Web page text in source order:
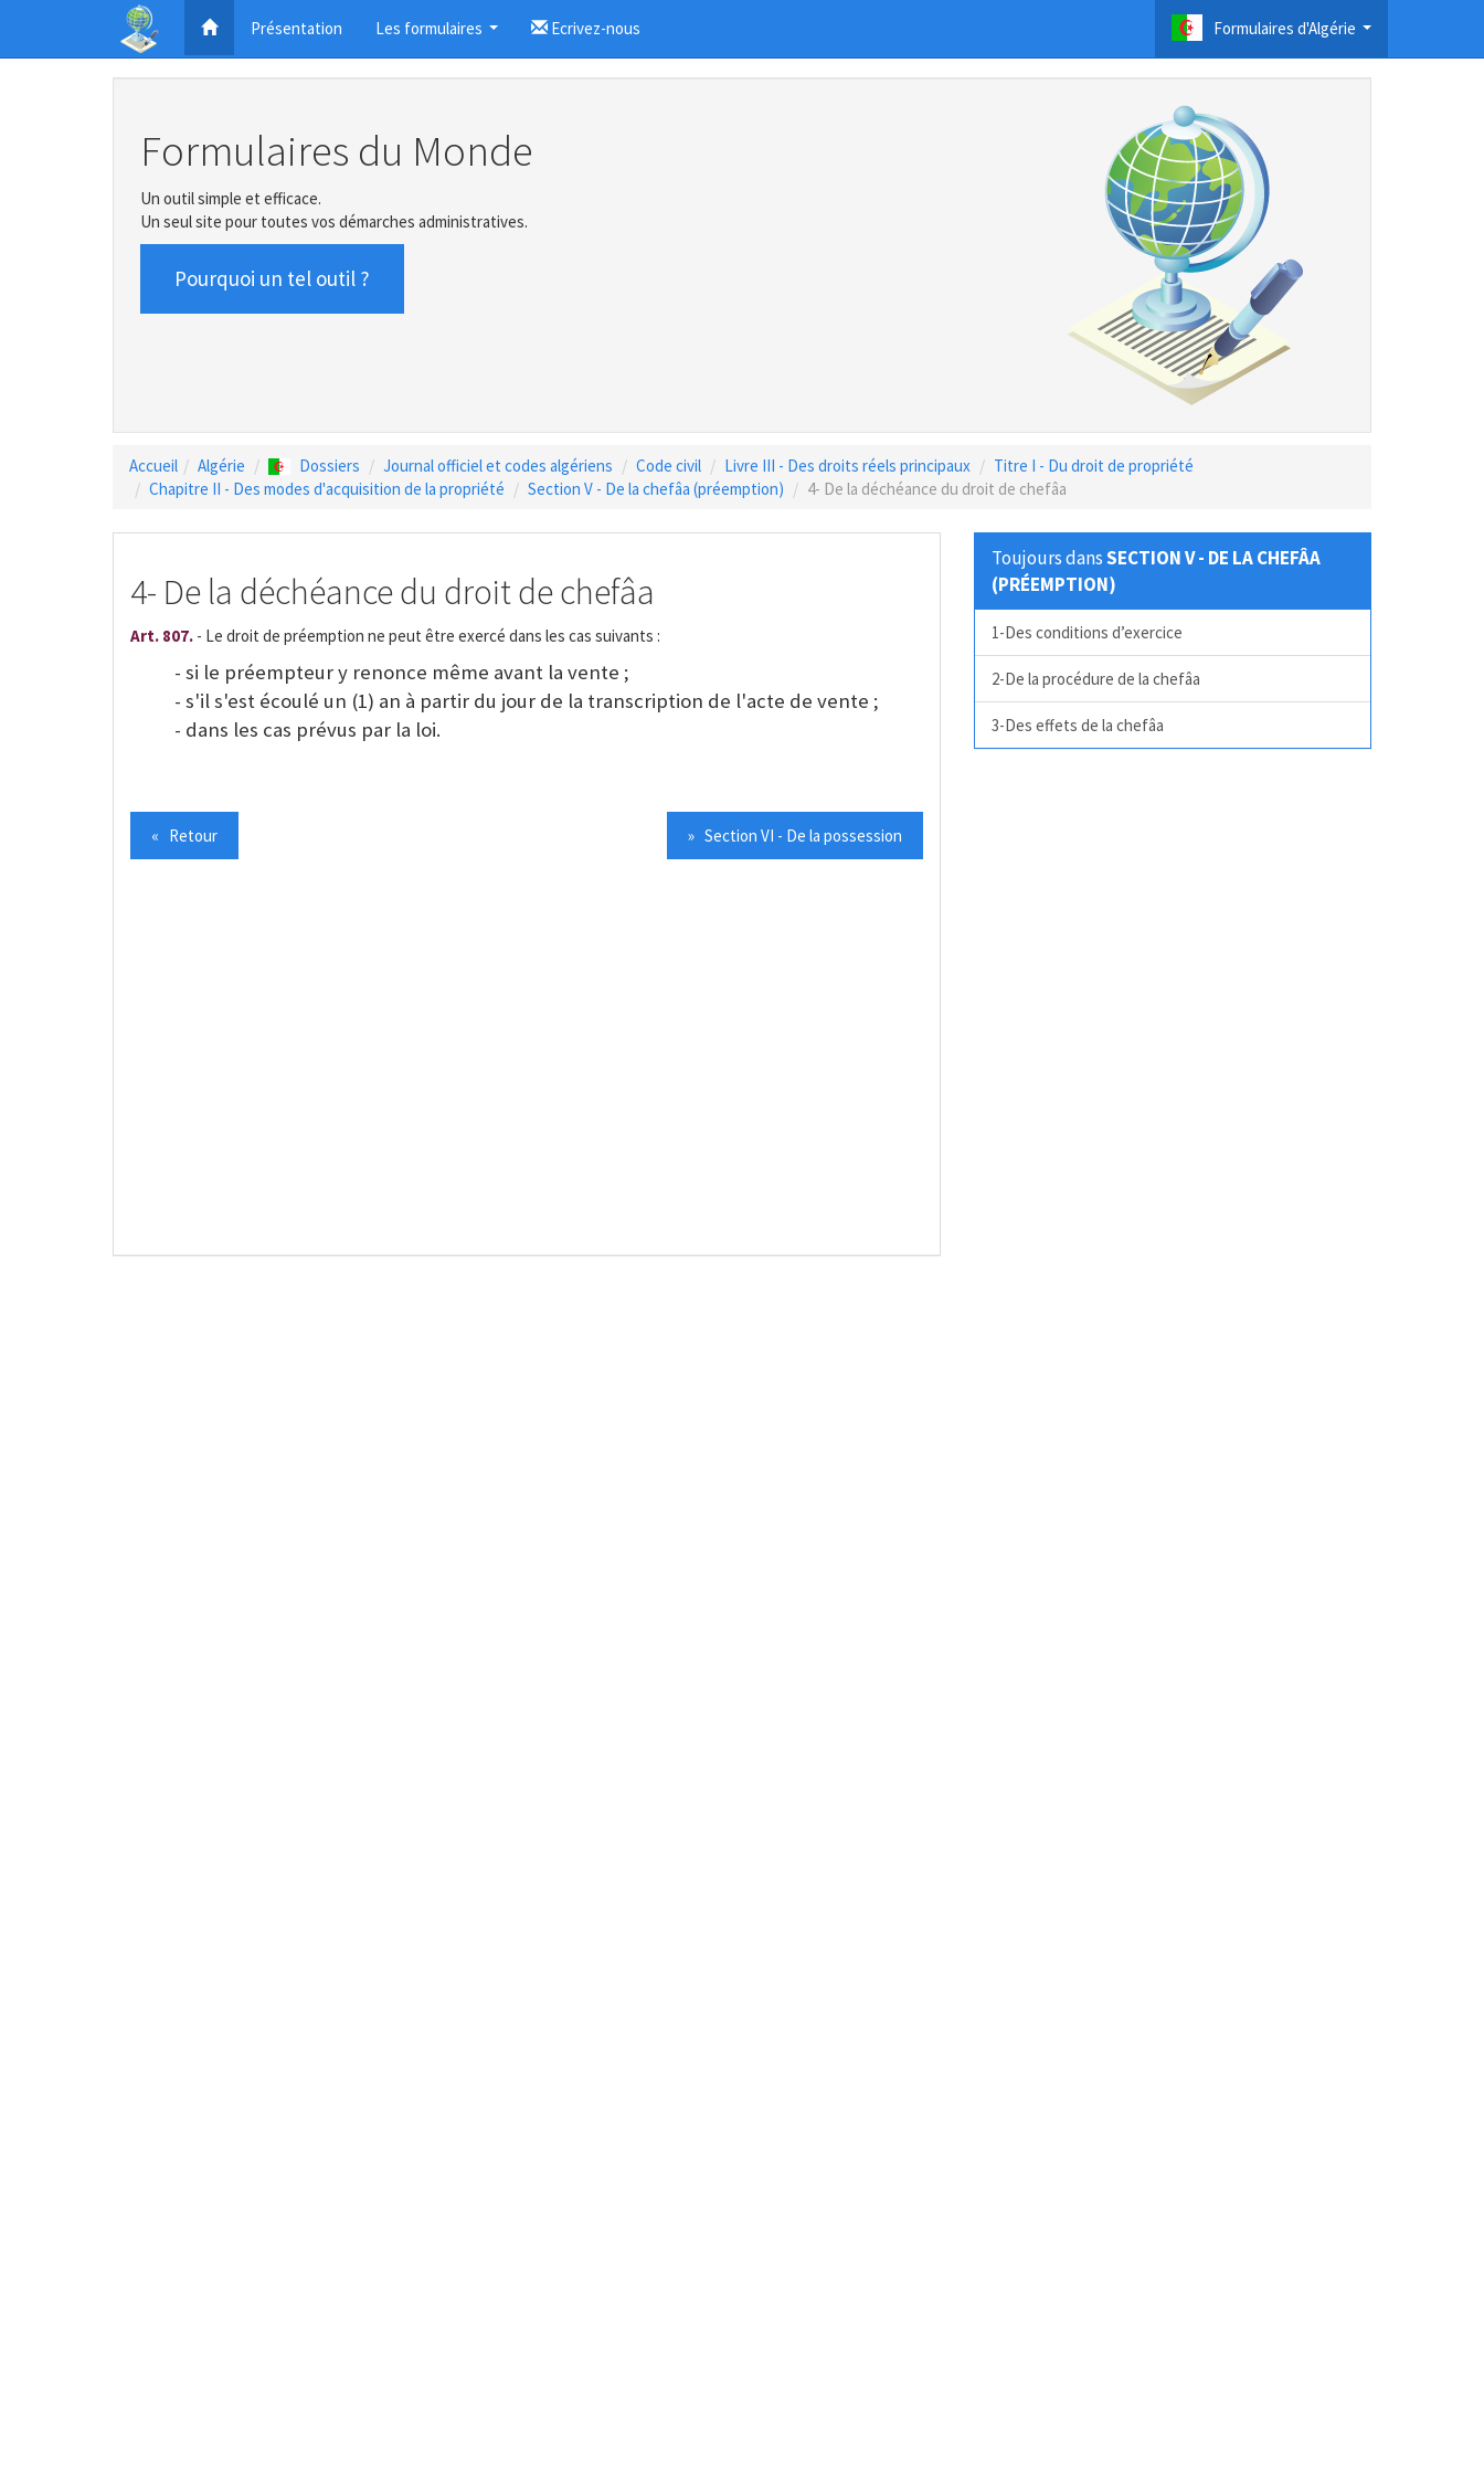
Présentation Les formulaires Ecrivez-nous Formulaires d'Algérie
Formulaires du Monde
Un outil simple et efficace.
Un seul site pour toutes vos démarches administratives.
Pourquoi un tel outil ?
Accueil Algérie Dossiers Journal officiel et codes algériens Code civil Livre III - Des droits réels principaux
Titre I - Du droit de propriété
Chapitre II - Des modes d'acquisition de la propriété
Section V - De la chefâa (préemption) 4- De la déchéance du droit de chefâa
4- De la déchéance du droit de chefâa
Art. 807. - Le droit de préemption ne peut être exercé dans les cas suivants :
- si le préempteur y renonce même avant la vente ;
- s'il s'est écoulé un (1) an à partir du jour de la transcription de l'acte de vente ;
- dans les cas prévus par la loi.
« Retour » Section VI - De la possession
Toujours dansSECTION V - DE LA CHEFÂA
(PRÉEMPTION)
1-Des conditions d’exercice
2-De la procédure de la chefâa
3-Des effets de la chefâa